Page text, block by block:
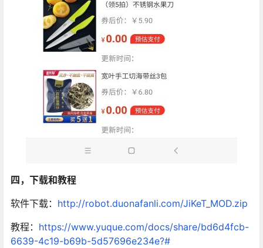
四，下载和教程
软件下载： http://robot.duonafanli.com/JiKeT_MOD.zip
教程： https://www.yuque.com/docs/share/bd6d4fcb-
6639-4c19-b69b-5d57696e234e?#